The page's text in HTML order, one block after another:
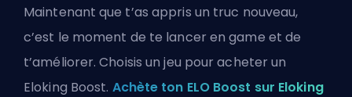
Maintenant que t’as appris un truc nouveau,
c’est le moment de te lancer en game et de
t’améliorer. Choisis un jeu pour acheter un
Eloking Boost. Achète ton ELO Boost sur Eloking